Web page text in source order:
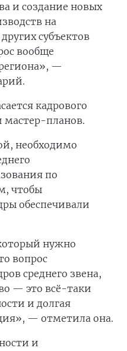
и создание новых
на
субъектов
вообще
—
кадрового
мастер-планов.
необходимо
по
чтобы
обеспечивали
нужно
вопрос
среднего звена,
— это всё-таки
и долгая
— отметила она.
и